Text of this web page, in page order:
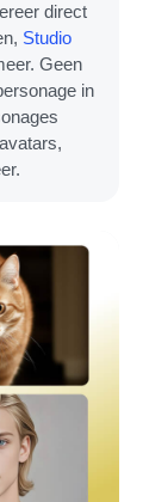
direct
Studio
Geen
in